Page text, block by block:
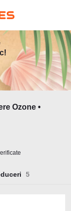
Ozone •